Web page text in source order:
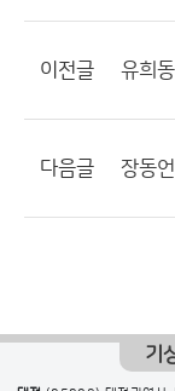
이전글
다음글
기